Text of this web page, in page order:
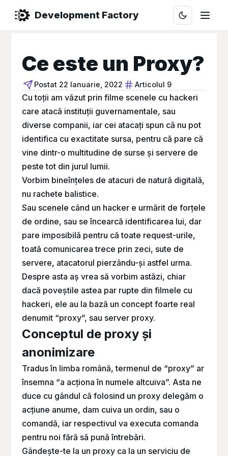
Development Factory
Ce este un Proxy?
Postat 22 Ianuarie, 2022 Articolul 9
Cu toții am văzut prin filme scenele cu hackeri
care atacă instituții guvernamentale, sau
diverse companii, iar cei atacați spun că nu pot
identifica cu exactitate sursa, pentru că pare că
vine dintr-o multitudine de surse și servere de
peste tot din jurul lumii.
Vorbim bineînțeles de atacuri de natură digitală,
nu rachete balistice.
Sau scenele când un hacker e urmărit de forțele
de ordine, sau se încearcă identificarea lui, dar
pare imposibilă pentru că toate request-urile,
toată comunicarea trece prin zeci, sute de
servere, atacatorul pierzându-și astfel urma.
Despre asta aș vrea să vorbim astăzi, chiar
dacă poveștile astea par rupte din filmele cu
hackeri, ele au la bază un concept foarte real
denumit “proxy”, sau server proxy.
Conceptul de proxy și
anonimizare
Tradus în limba română, termenul de “proxy” ar
însemna “a acționa în numele altcuiva”. Asta ne
duce cu gândul că folosind un proxy delegăm o
acțiune anume, dam cuiva un ordin, sau o
comandă, iar respectivul va executa comanda
pentru noi fără să pună întrebări.
Gândește-te la un proxy ca la un serviciu de